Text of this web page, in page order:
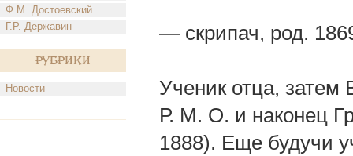
Ф.М. Достоевский
Г.Р. Державин
Рубрики
Новости
— скрипач, род.
Ученик отца,
Р. М. О. и наконец
1888). Еще будучи